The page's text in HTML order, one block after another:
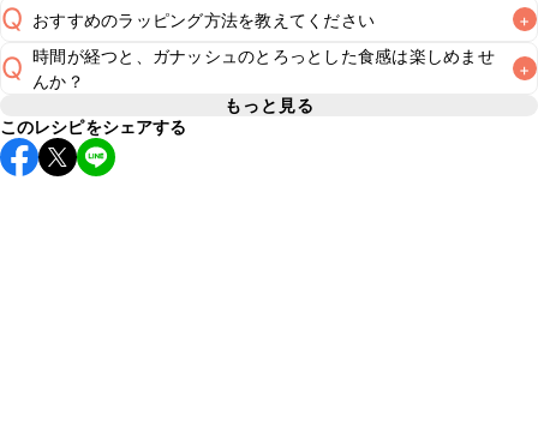
A
冷蔵保存で2~3日が目安ですが、チョコレートのとろける食
感を楽しみたい場合はできたてがおすすめです。なるべくお
Q おすすめのラッピング方法を教えてください +
A こちら
Q 時間が経つと、ガナッシュのとろっとした食感は楽しめませ
んか？
+
A
時間の経過とともにどうしても食感は損なわれてしまいます
が、温め直すことでとろっとした食感をお楽しみいただけま
す。
もっと見る
このレシピをシェアする